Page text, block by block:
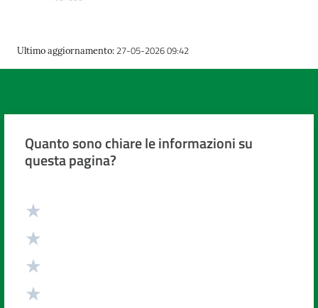
Ultimo aggiornamento: 27-05-2026 09:42
Quanto sono chiare le informazioni su
questa pagina?